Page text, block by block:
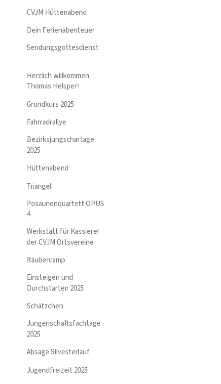
CVJM Hüttenabend
Dein Ferienabenteuer
Sendungsgottesdienst
Herzlich willkommen
Thomas Helsper!
Grundkurs 2025
Fahrradrallye
Bezirksjungschartage
2025
Hüttenabend
Triangel
Posaunenquartett OPUS
4
Werkstatt für Kassierer
der CVJM Ortsvereine
Räubercamp
Einsteigen und
Durchstarten 2025
Schätzchen
Jungenschaftsfachtage
2025
Absage Silvesterlauf
Jugendfreizeit 2025